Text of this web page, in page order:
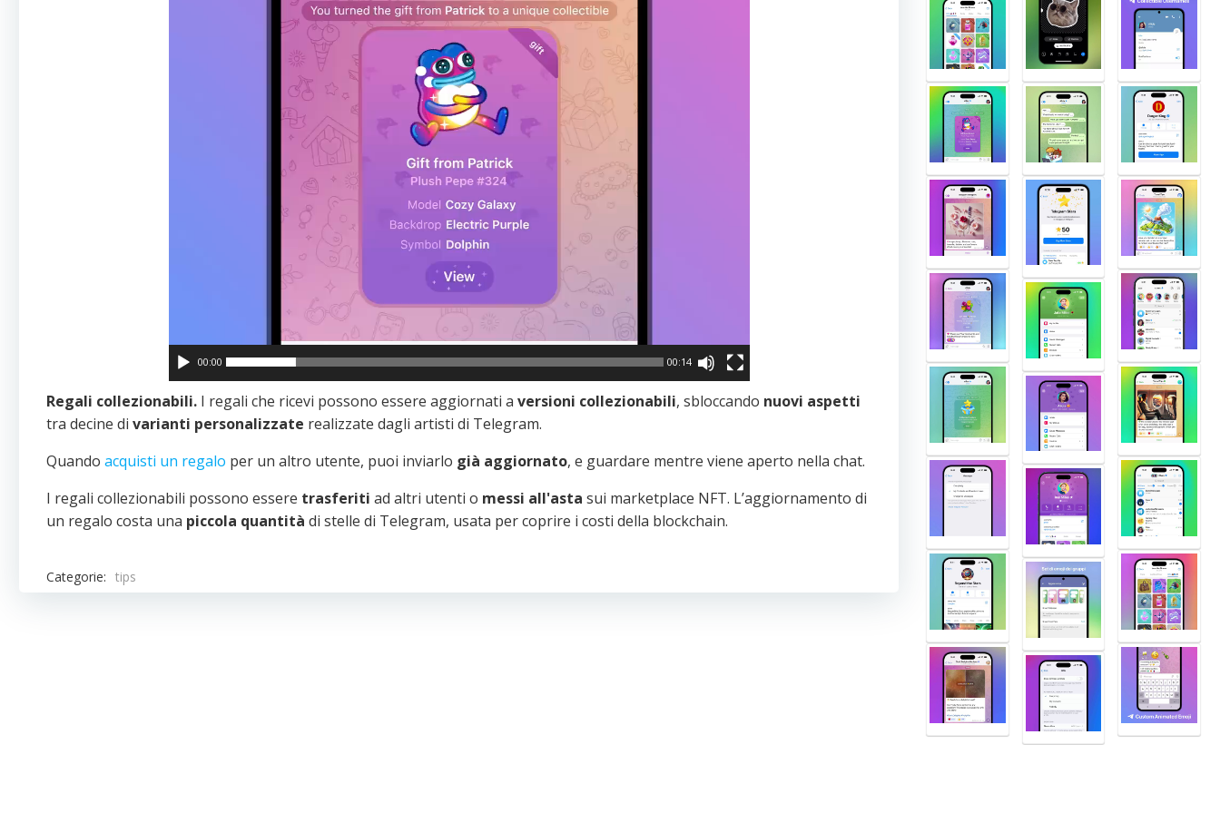
00:00 00:14
Regali collezionabili. I regali che ricevi possono essere aggiornati a versioni collezionabili, sbloccando nuovi aspetti
tra decine di varianti personalizzate realizzate dagli artisti di Telegram.
Quando acquisti un regalo per un altro utente, puoi inviarlo già aggiornato, e guardare mentre viene aperto nella chat.
I regali collezionabili possono essere trasferiti ad altri utenti o messi all'asta sui marketplace NFT. L’aggiornamento di
un regalo costa una piccola quantità di stelle di Telegram, usata per coprire i costi della blockchain.
Categorie: tips